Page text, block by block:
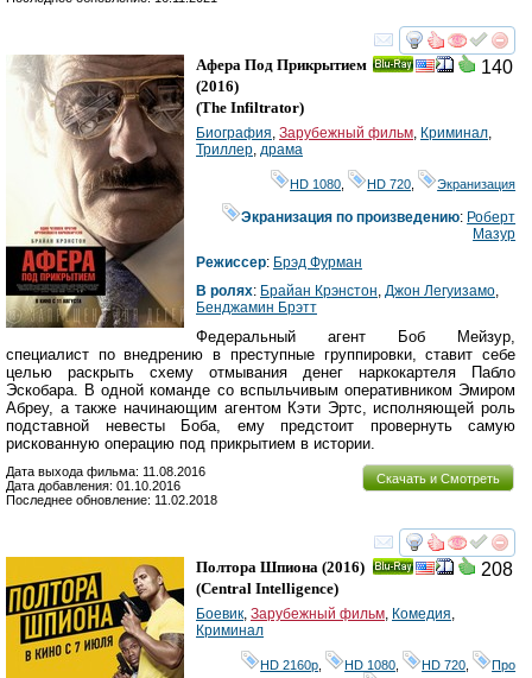
смотреть
140
Афера Под Прикрытием
(2016)
(The Infiltrator)
Биография Зарубежный фильм Криминал
Триллер драма
HD 1080 HD 720 Экранизация
Экранизация по произведению: Роберт
Мазур
Режиссер: Брэд Фурман
В ролях: Брайан Крэнстон Джон Легуизамо
Бенджамин Брэтт
Федеральный агент Боб Мейзур,
специалист по внедрению в преступные группировки, ставит себе
целью раскрыть схему отмывания денег наркокартеля Пабло
Эскобара. В одной команде со вспыльчивым оперативником Эмиром
Абреу, а также начинающим агентом Кэти Эртс, исполняющей роль
подставной невесты Боба, ему предстоит провернуть самую
рискованную операцию под прикрытием в истории.
Скачать и Смотреть
Дата выхода фильма: 11.08.2016
Дата добавления: 01.10.2016
Последнее обновление: 11.02.2018
смотреть
208
Полтора Шпиона (2016)
(Central Intelligence)
Боевик, Зарубежный фильм, Комедия,
Криминал
HD 2160р HD 1080 HD 720
Про